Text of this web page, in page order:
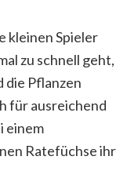
kleinen Spieler
zu schnell geht,
die Pflanzen
für ausreichend
einem
Ratefüchse ihr